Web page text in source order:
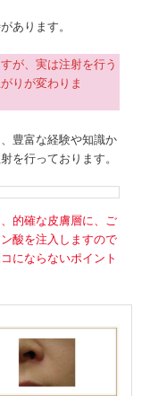
あります。
が、実は注射を行う
りが変わりま
豊富な経験や知識か
を行っております。
的確な皮膚層に、ご
酸を注入しますので
にならないポイント